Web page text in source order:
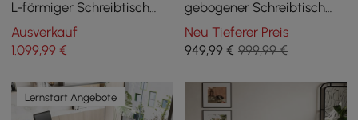
L-förmiger Schreibtisch
Ecke drehbarer
Computertisch mit Schrank
Ausverkauf
1.099,99 €
gebogener Schreibtisch
aus schwarzem Holz mit 3
Schubladen und geriffelter
Doppel-Sockelbasis
Neu Tieferer Preis
949,99 € 999,99 €
Lernstart Angebote